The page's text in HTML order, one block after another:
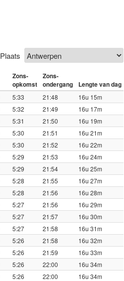
Plaats
Zons-
opkomst
Zons-
ondergang
Lengte van dag
5:33 21:48
16u 15m
5:32 21:49
16u 17m
5:31 21:50
16u 19m
5:30 21:51
16u 21m
5:30 21:52
16u 22m
5:29 21:53
16u 24m
5:29 21:54
16u 25m
5:28 21:55
16u 27m
5:28 21:56
16u 28m
5:27 21:56
16u 29m
5:27 21:57
16u 30m
5:27 21:58
16u 31m
5:26 21:58
16u 32m
5:26 21:59
16u 33m
5:26 22:00
16u 34m
5:26 22:00
16u 34m